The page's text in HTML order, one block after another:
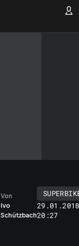
Ivo
Schützbach
Von
20:27